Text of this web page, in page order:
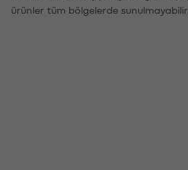
ürünler tüm bölgelerde sunulmayabilir.